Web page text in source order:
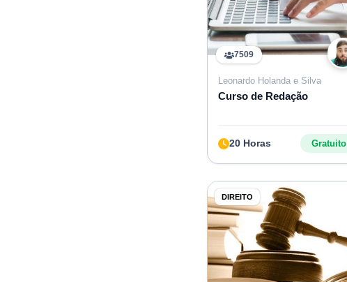
7509
Leonardo Holanda e Silva
Curso de Redação
20 Horas Gratuito
DIREITO